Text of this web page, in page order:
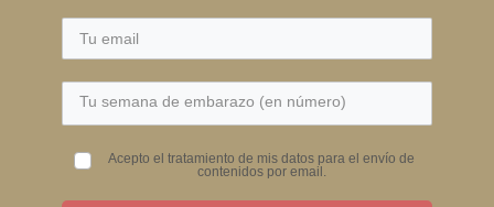
Acepto el tratamiento de mis datos para el envío de
contenidos por email.